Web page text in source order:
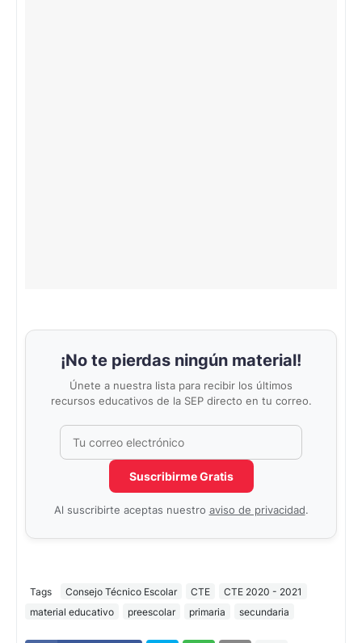
¡No te pierdas ningún material!
Únete a nuestra lista para recibir los últimos
recursos educativos de la SEP directo en tu correo.
No completar este campo
Suscribirme Gratis
Al suscribirte aceptas nuestro aviso de privacidad.
Tags Consejo Técnico Escolar CTE
CTE 2020 - 2021
material educativo
preescolar primaria secundaria